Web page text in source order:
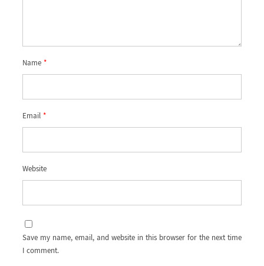
Name*
Email*
Website
Save my name, email, and website in this browser for the next time
I comment.